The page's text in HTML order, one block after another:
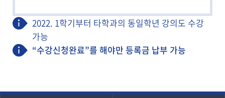
2022. 1학기부터 타학과의 동일학년 강의도 수강
가능
“수강신청완료”를 해야만 등록금 납부 가능